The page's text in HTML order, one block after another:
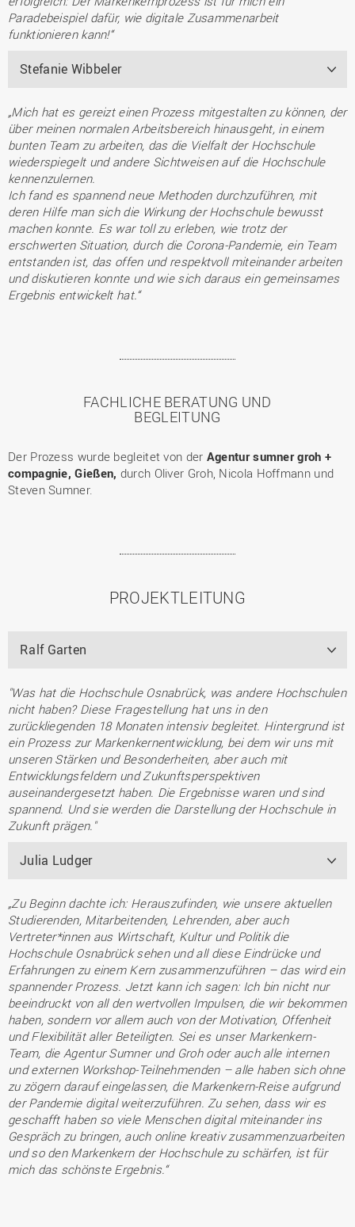
Paradebeispiel dafür, wie digitale Zusammenarbeit
funktionieren kann!“
Stefanie Wibbeler
„Mich hat es gereizt einen Prozess mitgestalten zu können, der
über meinen normalen Arbeitsbereich hinausgeht, in einem
bunten Team zu arbeiten, das die Vielfalt der Hochschule
wiederspiegelt und andere Sichtweisen auf die Hochschule
kennenzulernen.
Ich fand es spannend neue Methoden durchzuführen, mit
deren Hilfe man sich die Wirkung der Hochschule bewusst
machen konnte. Es war toll zu erleben, wie trotz der
erschwerten Situation, durch die Corona-Pandemie, ein Team
entstanden ist, das offen und respektvoll miteinander arbeiten
und diskutieren konnte und wie sich daraus ein gemeinsames
Ergebnis entwickelt hat.“
FACHLICHE BERATUNG UND
BEGLEITUNG
Der Prozess wurde begleitet von der Agentur sumner groh +
compagnie, Gießen, durch Oliver Groh, Nicola Hoffmann und
Steven Sumner.
PROJEKTLEITUNG
Ralf Garten
"Was hat die Hochschule Osnabrück, was andere Hochschulen
nicht haben? Diese Fragestellung hat uns in den
zurückliegenden 18 Monaten intensiv begleitet. Hintergrund ist
ein Prozess zur Markenkernentwicklung, bei dem wir uns mit
unseren Stärken und Besonderheiten, aber auch mit
Entwicklungsfeldern und Zukunftsperspektiven
auseinandergesetzt haben. Die Ergebnisse waren und sind
spannend. Und sie werden die Darstellung der Hochschule in
Zukunft prägen."
Julia Ludger
„Zu Beginn dachte ich: Herauszufinden, wie unsere aktuellen
Studierenden, Mitarbeitenden, Lehrenden, aber auch
Vertreter*innen aus Wirtschaft, Kultur und Politik die
Hochschule Osnabrück sehen und all diese Eindrücke und
Erfahrungen zu einem Kern zusammenzuführen – das wird ein
spannender Prozess. Jetzt kann ich sagen: Ich bin nicht nur
beeindruckt von all den wertvollen Impulsen, die wir bekommen
haben, sondern vor allem auch von der Motivation, Offenheit
und Flexibilität aller Beteiligten. Sei es unser Markenkern-
Team, die Agentur Sumner und Groh oder auch alle internen
und externen Workshop-Teilnehmenden – alle haben sich ohne
zu zögern darauf eingelassen, die Markenkern-Reise aufgrund
der Pandemie digital weiterzuführen. Zu sehen, dass wir es
geschafft haben so viele Menschen digital miteinander ins
Gespräch zu bringen, auch online kreativ zusammenzuarbeiten
und so den Markenkern der Hochschule zu schärfen, ist für
mich das schönste Ergebnis.“